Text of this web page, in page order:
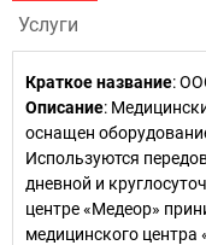
Услуги
Краткое название:
Описание:
оснащен
Используются
дневной и
центре «Медеор»
медицинского